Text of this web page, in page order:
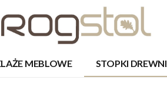
MEBLOWE STOPKI